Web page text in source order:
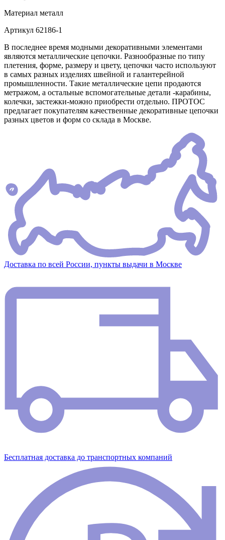
Материал металл
Артикул 62186-1
В последнее время модными декоративными элементами
являются металлические цепочки. Разнообразные по типу
плетения, форме, размеру и цвету, цепочки часто используют
в самых разных изделиях швейной и галантерейной
промышленности. Такие металлические цепи продаются
метражом, а остальные вспомогательные детали -карабины,
колечки, застежки-можно приобрести отдельно. ПРОТОС
предлагает покупателям качественные декоративные цепочки
разных цветов и форм со склада в Москве.
Доставка по всей России, пункты выдачи в Москве
Бесплатная доставка до транспортных компаний